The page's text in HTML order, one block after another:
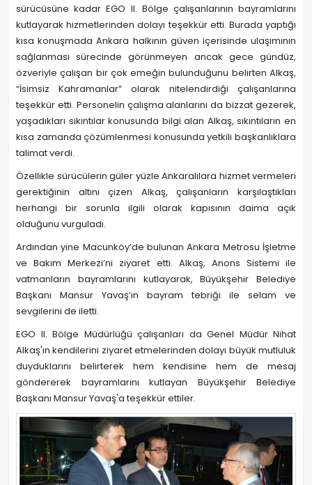
sürücüsüne kadar EGO II. Bölge çalışanlarının bayramlarını
kutlayarak hizmetlerinden dolayı teşekkür etti. Burada yaptığı
kısa konuşmada Ankara halkının güven içerisinde ulaşımının
sağlanması sürecinde görünmeyen ancak gece gündüz,
özveriyle çalışan bir çok emeğin bulunduğunu belirten Alkaş,
“İsimsiz Kahramanlar” olarak nitelendirdiği çalışanlarına
teşekkür etti. Personelin çalışma alanlarını da bizzat gezerek,
yaşadıkları sıkıntılar konusunda bilgi alan Alkaş, sıkıntıların en
kısa zamanda çözümlenmesi konusunda yetkili başkanlıklara
talimat verdi.
Özellikle sürücülerin güler yüzle Ankaralılara hizmet vermeleri
gerektiğinin altını çizen Alkaş, çalışanların karşılaştıkları
herhangi bir sorunla ilgili olarak kapısının daima açık
olduğunu vurguladı.
Ardından yine Macunköy’de bulunan Ankara Metrosu İşletme
ve Bakım Merkezi’ni ziyaret etti. Alkaş, Anons Sistemi ile
vatmanların bayramlarını kutlayarak, Büyükşehir Belediye
Başkanı Mansur Yavaş’ın bayram tebriği ile selam ve
sevgilerini de iletti.
EGO II. Bölge Müdürlüğü çalışanları da Genel Müdür Nihat
Alkaş'ın kendilerini ziyaret etmelerinden dolayı büyük mutluluk
duyduklarını belirterek hem kendisine hem de mesaj
göndererek bayramlarını kutlayan Büyükşehir Belediye
Başkanı Mansur Yavaş'a teşekkür ettiler.